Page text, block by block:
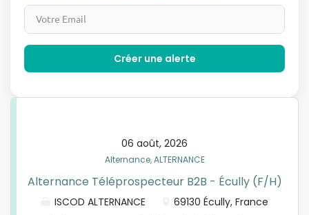
06 août, 2026
Alternance, ALTERNANCE
Alternance Téléprospecteur B2B - Écully (F/H)
ISCOD ALTERNANCE
69130 Écully, France